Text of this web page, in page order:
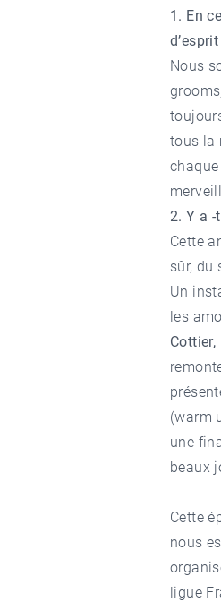
1. En
Nous
tous la
2. Y a
Cette
sûr, du
Un
les
(warm
une
beaux
Cette
nous
ligue